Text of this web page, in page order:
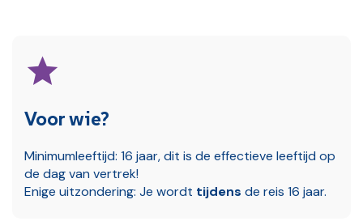
Voor wie?
Minimumleeftijd: 16 jaar, dit is de effectieve leeftijd op
de dag van vertrek!
Enige uitzondering: Je wordt tijdens de reis 16 jaar.